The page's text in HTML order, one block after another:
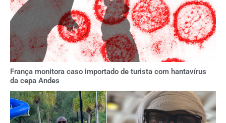
França monitora caso importado de turista com hantavírus
da cepa Andes